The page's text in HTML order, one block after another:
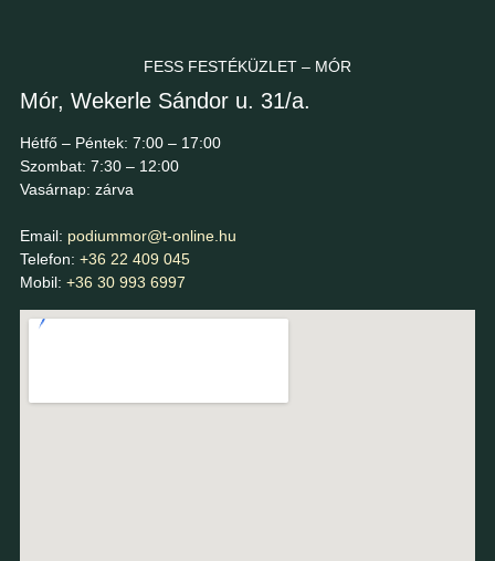
FESS FESTÉKÜZLET – MÓR
Mór, Wekerle Sándor u. 31/a.
Hétfő – Péntek: 7:00 – 17:00
Szombat: 7:30 – 12:00
Vasárnap: zárva
Email: podiummor@t-online.hu
Telefon: +36 22 409 045
Mobil: +36 30 993 6997